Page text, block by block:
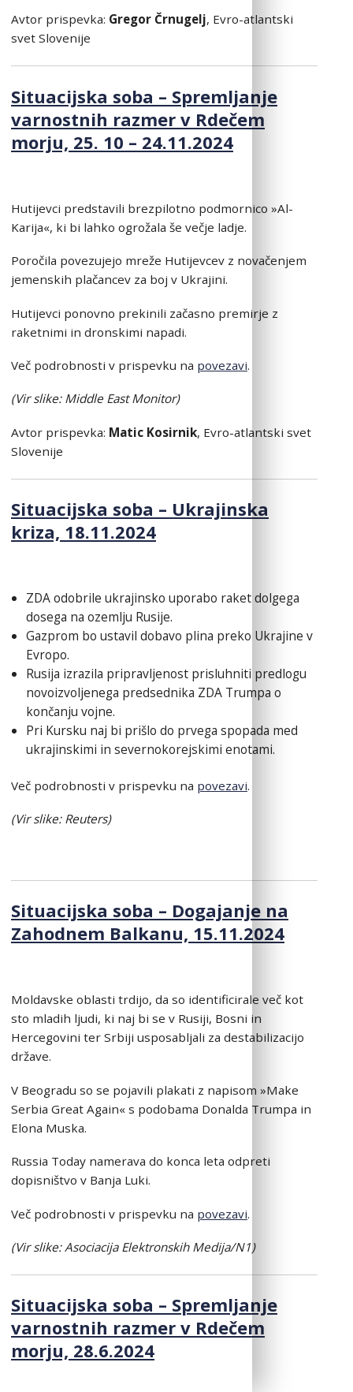
Avtor prispevka: Gregor Črnugelj, Evro-atlantski
svet Slovenije
Situacijska soba – Spremljanje
varnostnih razmer v Rdečem
morju, 25. 10 – 24.11.2024
Hutijevci predstavili brezpilotno podmornico »Al-
Karija«, ki bi lahko ogrožala še večje ladje.
Poročila povezujejo mreže Hutijevcev z novačenjem
jemenskih plačancev za boj v Ukrajini.
Hutijevci ponovno prekinili začasno premirje z
raketnimi in dronskimi napadi.
Več podrobnosti v prispevku na povezavi.
(Vir slike: Middle East Monitor)
Avtor prispevka: Matic Kosirnik, Evro-atlantski svet
Slovenije
Situacijska soba – Ukrajinska
kriza, 18.11.2024
ZDA odobrile ukrajinsko uporabo raket dolgega
dosega na ozemlju Rusije.
Gazprom bo ustavil dobavo plina preko Ukrajine v
Evropo.
Rusija izrazila pripravljenost prisluhniti predlogu
novoizvoljenega predsednika ZDA Trumpa o
končanju vojne.
Pri Kursku naj bi prišlo do prvega spopada med
ukrajinskimi in severnokorejskimi enotami.
Več podrobnosti v prispevku na povezavi.
(Vir slike: Reuters)
Situacijska soba – Dogajanje na
Zahodnem Balkanu, 15.11.2024
Moldavske oblasti trdijo, da so identificirale več kot
sto mladih ljudi, ki naj bi se v Rusiji, Bosni in
Hercegovini ter Srbiji usposabljali za destabilizacijo
države.
V Beogradu so se pojavili plakati z napisom »Make
Serbia Great Again« s podobama Donalda Trumpa in
Elona Muska.
Russia Today namerava do konca leta odpreti
dopisništvo v Banja Luki.
Več podrobnosti v prispevku na povezavi.
(Vir slike: Asociacija Elektronskih Medija/N1)
Situacijska soba – Spremljanje
varnostnih razmer v Rdečem
morju, 28.6.2024